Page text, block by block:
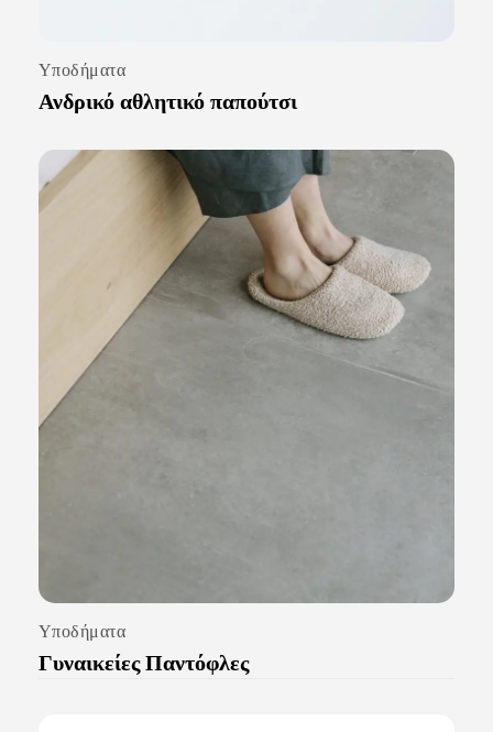
Ανδρικό αθλητικό παπούτσι
Υποδήματα
Γυναικείες Παντόφλες
Υποδήματα